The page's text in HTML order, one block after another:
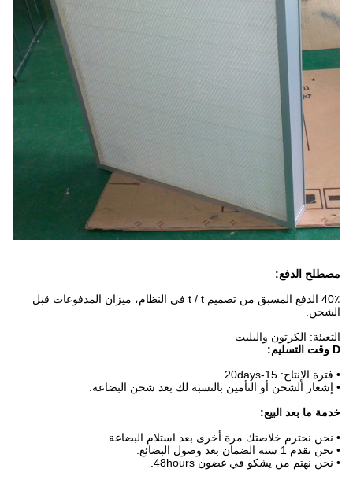
مصطلح الدفع:
40٪ الدفع المسبق من تصميم t / t في النظام، ميزان المدفوعات قبل
الشحن.
التعبئة: الكرتون والبليت
D وقت التسليم:
• فترة الإنتاج: 15-20days
• إشعار الشحن أو التأمين بالنسبة لك بعد شحن البضاعة.
خدمة ما بعد البيع:
• نحن نحترم خلاصتك مرة أخرى بعد استلام البضاعة.
• نحن نقدم 1 سنة الضمان بعد وصول البضائع.
• نحن نهتم من يشكو في غضون 48hours.